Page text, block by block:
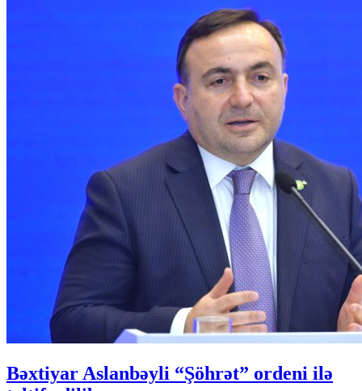
Bəxtiyar Aslanbəyli “Şöhrət” ordeni ilə